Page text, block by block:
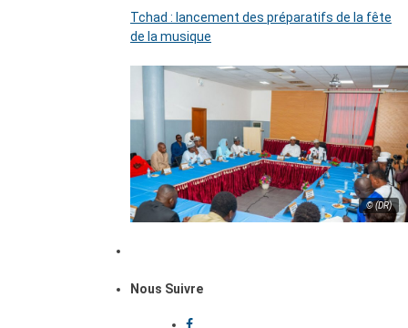
Tchad : lancement des préparatifs de la fête
de la musique
© (DR)
Nous Suivre